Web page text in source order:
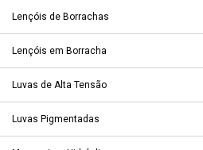
Lençóis de Borrachas
Lençóis em Borracha
Luvas de Alta Tensão
Luvas Pigmentadas